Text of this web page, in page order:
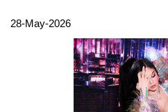
28-May-2026